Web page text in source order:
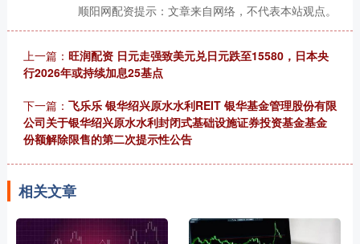
顺阳网配资提示：文章来自网络，不代表本站观点。
上一篇： 旺润配资 日元走强致美元兑日元跌至15580，日本央
行2026年或持续加息25基点
下一篇： 飞乐乐 银华绍兴原水水利REIT 银华基金管理股份有限
公司关于银华绍兴原水水利封闭式基础设施证券投资基金基金
份额解除限售的第二次提示性公告
相关文章